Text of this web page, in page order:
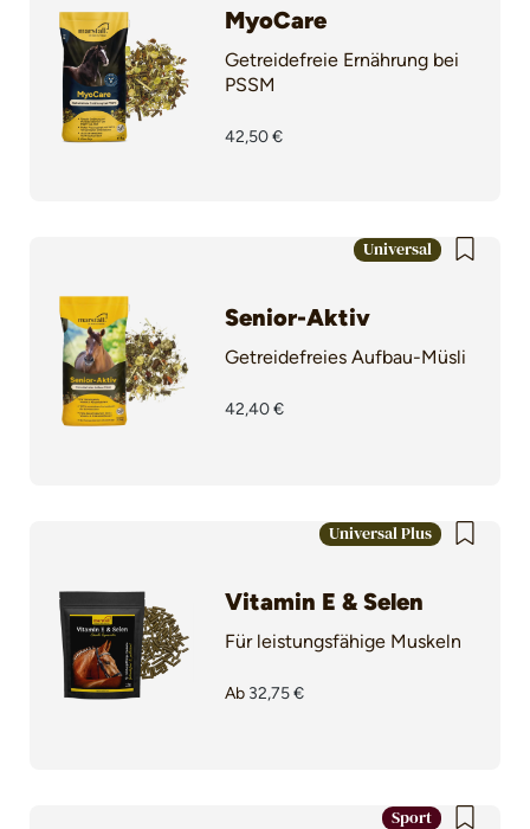
MyoCare
Getreidefreie Ernährung bei
PSSM
42,50 €
Universal
Senior-Aktiv
Getreidefreies Aufbau-Müsli
42,40 €
Universal Plus
Vitamin E & Selen
Für leistungsfähige Muskeln
Ab 32,75 €
Sport